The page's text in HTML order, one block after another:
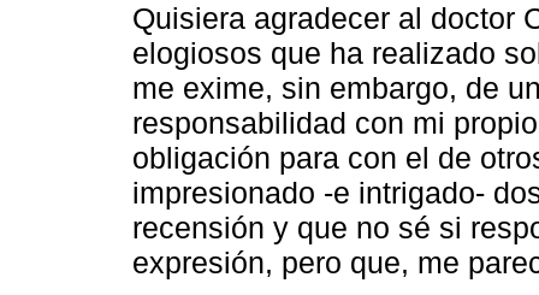
Quisiera agradecer al doctor
elogiosos que ha realizado
me exime, sin embargo, de
responsabilidad con mi
obligación para con el de
impresionado -e intrigado-
recensión y que no sé si
expresión, pero que, me